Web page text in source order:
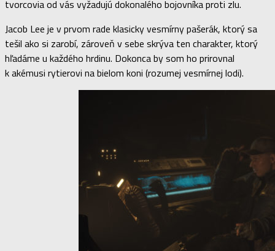
tvorcovia od vás vyžadujú dokonalého bojovníka proti zlu.
Jacob Lee je v prvom rade klasicky vesmírny pašerák, ktorý sa
tešil ako si zarobí, zároveň v sebe skrýva ten charakter, ktorý
hľadáme u každého hrdinu. Dokonca by som ho prirovnal
k akémusi rytierovi na bielom koni (rozumej vesmírnej lodi).